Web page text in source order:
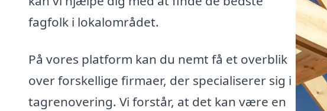
fagfolk i lokalområdet.
På vores platform kan du nemt få et overblik
over forskellige firmaer, der specialiserer sig i
tagrenovering. Vi forstår, at det kan være en